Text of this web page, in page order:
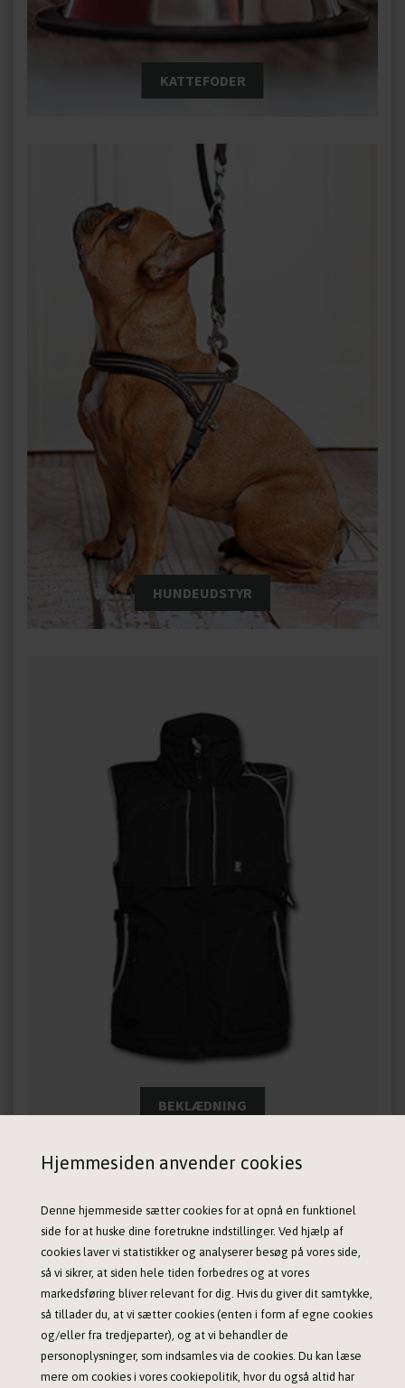
Hjemmesiden anvender cookies
Denne hjemmeside sætter cookies for at opnå en funktionel
side for at huske dine foretrukne indstillinger. Ved hjælp af
cookies laver vi statistikker og analyserer besøg på vores side,
så vi sikrer, at siden hele tiden forbedres og at vores
markedsføring bliver relevant for dig. Hvis du giver dit samtykke,
så tillader du, at vi sætter cookies (enten i form af egne cookies
og/eller fra tredjeparter), og at vi behandler de
personoplysninger, som indsamles via de cookies. Du kan læse
mere om cookies i vores cookiepolitik, hvor du også altid har
KATTEFODER
HUNDEUDSTYR
BEKLÆDNING